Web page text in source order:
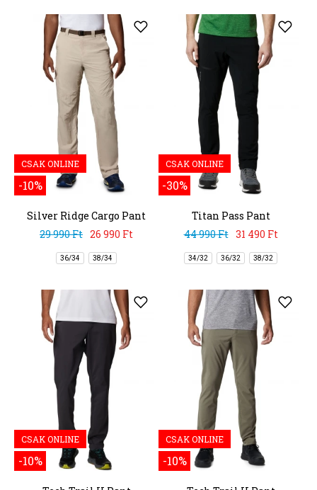
CSAK ONLINE
-10%
Silver Ridge Cargo Pant
29 990 Ft 26 990 Ft
36/34 38/34
CSAK ONLINE
-30%
Titan Pass Pant
44 990 Ft 31 490 Ft
34/32 36/32 38/32
CSAK ONLINE
-10%
CSAK ONLINE
-10%